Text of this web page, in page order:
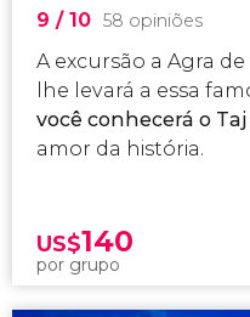
9/ 10 58 opiniões
A excursão a Agra
lhe levará a essa
você conhecerá o Taj
amor da história.
US$140
por grupo